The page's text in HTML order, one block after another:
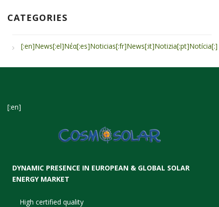
CATEGORIES
[:en]Νews[:el]Νέα[:es]Noticias[:fr]News[:it]Notizia[:pt]Notícia[:]
[:en]
DYNAMIC PRESENCE IN EUROPEAN & GLOBAL SOLAR
ENERGY MARKET
High certified quality